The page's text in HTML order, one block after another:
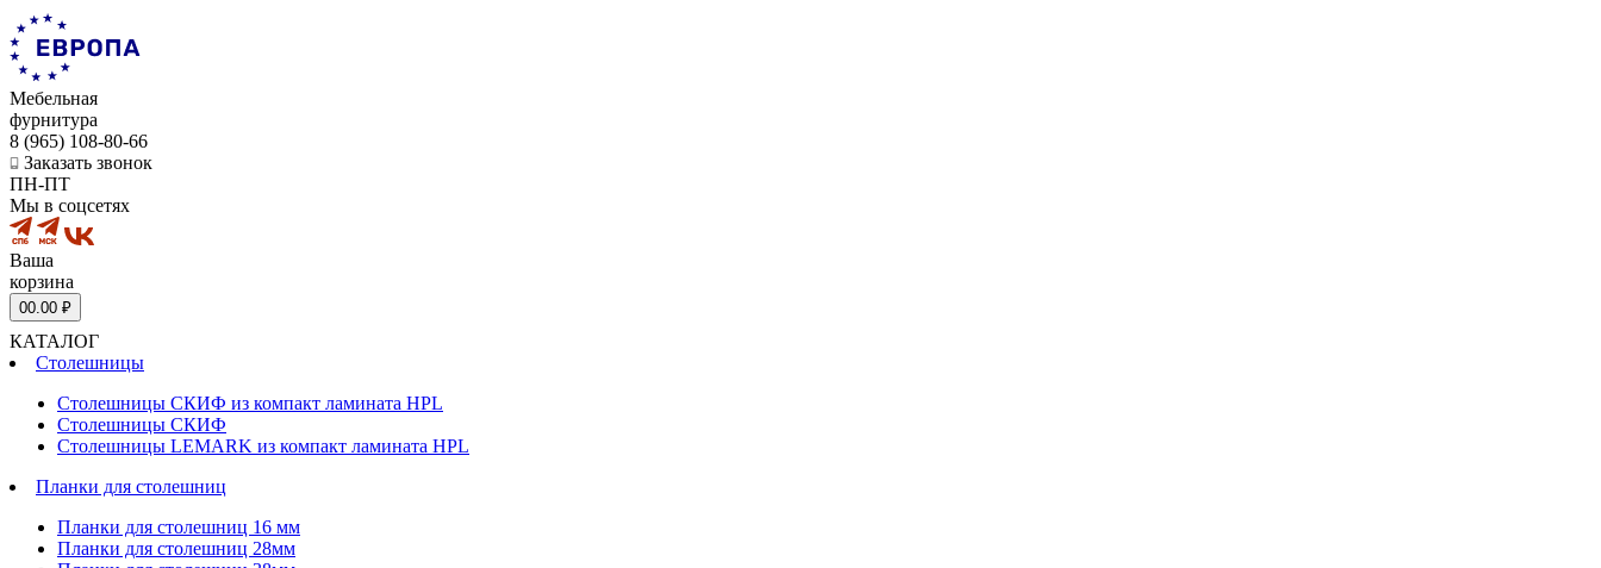
Мебельная
фурнитура
8 (965) 108-80-66
Заказать звонок
ПН-ПТ
Мы в соцсетях
Ваша
корзина
00.00 ₽
КАТАЛОГ
Столешницы
Столешницы СКИФ из компакт ламината HPL
Столешницы СКИФ
Столешницы LEMARK из компакт ламината HPL
Планки для столешниц
Планки для столешниц 16 мм
Планки для столешниц 28мм